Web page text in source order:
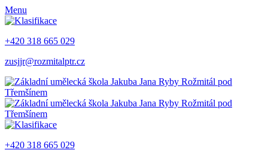
Menu
+420 318 665 029
zusjjr@rozmitalptr.cz
+420 318 665 029